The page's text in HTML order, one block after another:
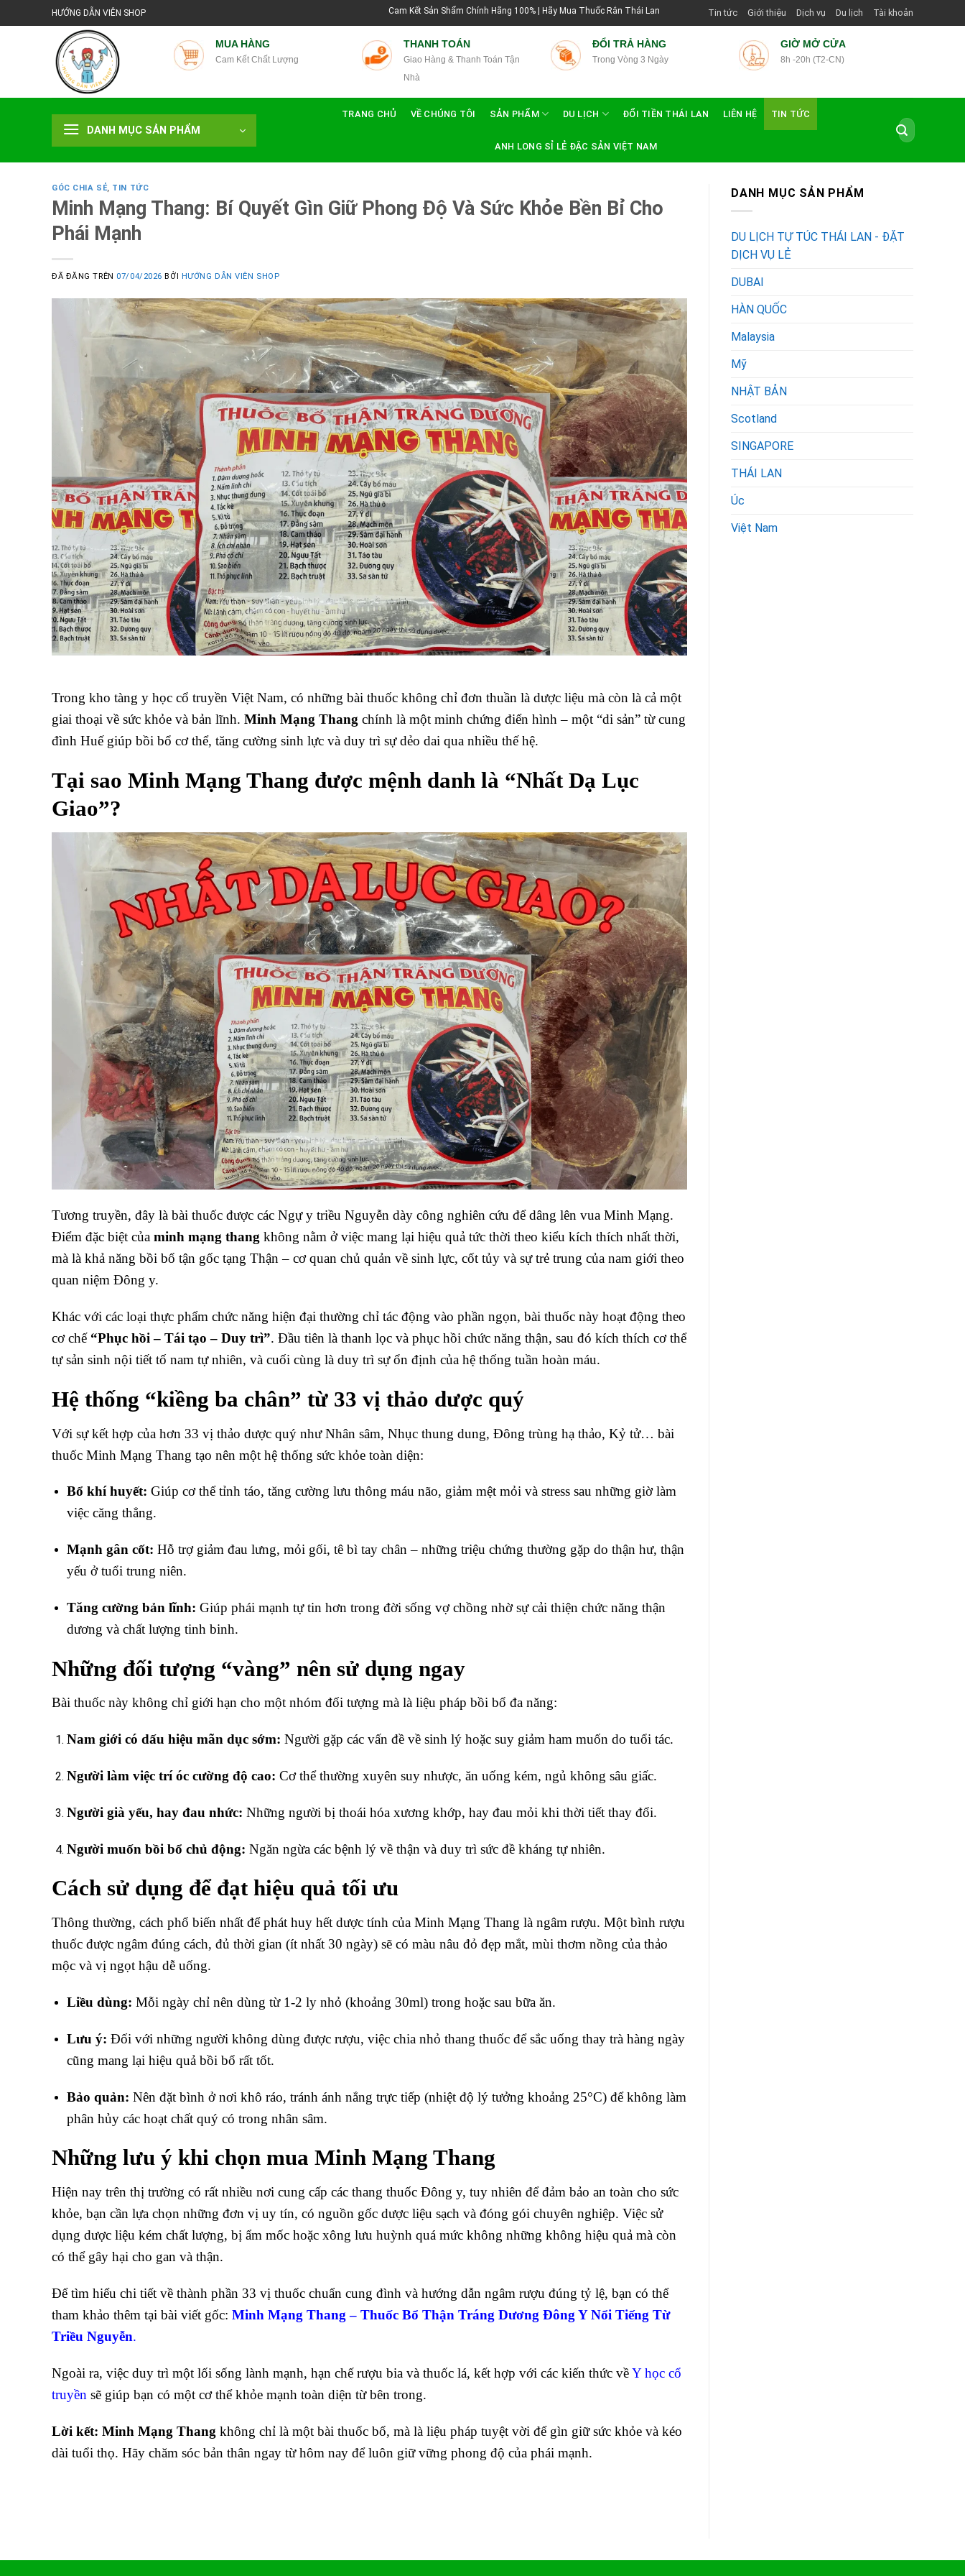
đến
HƯỚNG DẪN VIÊN SHOP Cam Kết Sản Shẩm Chính Hãng 100% | Hãy Mua Thuốc Rắn Thái Lan Tại Hướng Dẫn Viên Shop | Với Giá Tốt Nhất
Tin tức Giới thiệu Dịch vụ Du lịch Tài khoản
MUA HÀNG
Cam Kết Chất Lượng
THANH TOÁN
Giao Hàng & Thanh Toán Tận
Nhà
ĐỔI TRẢ HÀNG
Trong Vòng 3 Ngày
GIỜ MỞ CỬA
8h -20h (T2-CN)
DANH MỤC SẢN PHẨM
TRANG CHỦ VỀ CHÚNG TÔI SẢN PHẨM DU LỊCH ĐỔI TIỀN THÁI LAN LIÊN HỆ TIN TỨC
ANH LONG SỈ LẺ ĐẶC SẢN VIỆT NAM
Tìm
kiếm:
GÓC CHIA SẺ, TIN TỨC
Minh Mạng Thang: Bí Quyết Gìn Giữ Phong Độ Và Sức Khỏe Bền Bỉ Cho
Phái Mạnh
ĐÃ ĐĂNG TRÊN 07/04/2026 BỞI HƯỚNG DẪN VIÊN SHOP
Trong kho tàng y học cổ truyền Việt Nam, có những bài thuốc không chỉ đơn thuần là dược liệu mà còn là cả một
giai thoại về sức khỏe và bản lĩnh. Minh Mạng Thang chính là một minh chứng điển hình – một “di sản” từ cung
đình Huế giúp bồi bổ cơ thể, tăng cường sinh lực và duy trì sự dẻo dai qua nhiều thế hệ.
Tại sao Minh Mạng Thang được mệnh danh là “Nhất Dạ Lục
Giao”?
Tương truyền, đây là bài thuốc được các Ngự y triều Nguyễn dày công nghiên cứu để dâng lên vua Minh Mạng.
Điểm đặc biệt của minh mạng thang không nằm ở việc mang lại hiệu quả tức thời theo kiểu kích thích nhất thời,
mà là khả năng bồi bổ tận gốc tạng Thận – cơ quan chủ quản về sinh lực, cốt tủy và sự trẻ trung của nam giới theo
quan niệm Đông y.
Khác với các loại thực phẩm chức năng hiện đại thường chỉ tác động vào phần ngọn, bài thuốc này hoạt động theo
cơ chế “Phục hồi – Tái tạo – Duy trì”. Đầu tiên là thanh lọc và phục hồi chức năng thận, sau đó kích thích cơ thể
tự sản sinh nội tiết tố nam tự nhiên, và cuối cùng là duy trì sự ổn định của hệ thống tuần hoàn máu.
Hệ thống “kiềng ba chân” từ 33 vị thảo dược quý
Với sự kết hợp của hơn 33 vị thảo dược quý như Nhân sâm, Nhục thung dung, Đông trùng hạ thảo, Kỷ tử… bài
thuốc Minh Mạng Thang tạo nên một hệ thống sức khỏe toàn diện:
Bổ khí huyết: Giúp cơ thể tỉnh táo, tăng cường lưu thông máu não, giảm mệt mỏi và stress sau những giờ làm
việc căng thẳng.
Mạnh gân cốt: Hỗ trợ giảm đau lưng, mỏi gối, tê bì tay chân – những triệu chứng thường gặp do thận hư, thận
yếu ở tuổi trung niên.
Tăng cường bản lĩnh: Giúp phái mạnh tự tin hơn trong đời sống vợ chồng nhờ sự cải thiện chức năng thận
dương và chất lượng tinh binh.
Những đối tượng “vàng” nên sử dụng ngay
Bài thuốc này không chỉ giới hạn cho một nhóm đối tượng mà là liệu pháp bồi bổ đa năng:
Nam giới có dấu hiệu mãn dục sớm: Người gặp các vấn đề về sinh lý hoặc suy giảm ham muốn do tuổi tác.
Người làm việc trí óc cường độ cao: Cơ thể thường xuyên suy nhược, ăn uống kém, ngủ không sâu giấc.
Người già yếu, hay đau nhức: Những người bị thoái hóa xương khớp, hay đau mỏi khi thời tiết thay đổi.
Người muốn bồi bổ chủ động: Ngăn ngừa các bệnh lý về thận và duy trì sức đề kháng tự nhiên.
Cách sử dụng để đạt hiệu quả tối ưu
Thông thường, cách phổ biến nhất để phát huy hết dược tính của Minh Mạng Thang là ngâm rượu. Một bình rượu
thuốc được ngâm đúng cách, đủ thời gian (ít nhất 30 ngày) sẽ có màu nâu đỏ đẹp mắt, mùi thơm nồng của thảo
mộc và vị ngọt hậu dễ uống.
Liều dùng: Mỗi ngày chỉ nên dùng từ 1-2 ly nhỏ (khoảng 30ml) trong hoặc sau bữa ăn.
Lưu ý: Đối với những người không dùng được rượu, việc chia nhỏ thang thuốc để sắc uống thay trà hàng ngày
cũng mang lại hiệu quả bồi bổ rất tốt.
Bảo quản: Nên đặt bình ở nơi khô ráo, tránh ánh nắng trực tiếp (nhiệt độ lý tưởng khoảng 25°C) để không làm
phân hủy các hoạt chất quý có trong nhân sâm.
Những lưu ý khi chọn mua Minh Mạng Thang
Hiện nay trên thị trường có rất nhiều nơi cung cấp các thang thuốc Đông y, tuy nhiên để đảm bảo an toàn cho sức
khỏe, bạn cần lựa chọn những đơn vị uy tín, có nguồn gốc dược liệu sạch và đóng gói chuyên nghiệp. Việc sử
dụng dược liệu kém chất lượng, bị ẩm mốc hoặc xông lưu huỳnh quá mức không những không hiệu quả mà còn
có thể gây hại cho gan và thận.
Để tìm hiểu chi tiết về thành phần 33 vị thuốc chuẩn cung đình và hướng dẫn ngâm rượu đúng tỷ lệ, bạn có thể
tham khảo thêm tại bài viết gốc: Minh Mạng Thang – Thuốc Bổ Thận Tráng Dương Đông Y Nổi Tiếng Từ
Triều Nguyễn.
Ngoài ra, việc duy trì một lối sống lành mạnh, hạn chế rượu bia và thuốc lá, kết hợp với các kiến thức vềY học cổ
truyền sẽ giúp bạn có một cơ thể khỏe mạnh toàn diện từ bên trong.
Lời kết: Minh Mạng Thang không chỉ là một bài thuốc bổ, mà là liệu pháp tuyệt vời để gìn giữ sức khỏe và kéo
dài tuổi thọ. Hãy chăm sóc bản thân ngay từ hôm nay để luôn giữ vững phong độ của phái mạnh.
DANH MỤC SẢN PHẨM
DU LỊCH TỰ TÚC THÁI LAN - ĐẶT
DỊCH VỤ LẺ
DUBAI
HÀN QUỐC
Malaysia
Mỹ
NHẬT BẢN
Scotland
SINGAPORE
THÁI LAN
Úc
Việt Nam